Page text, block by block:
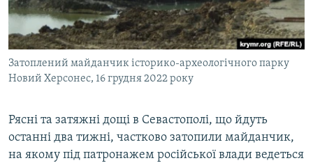
СВІДЧЕННЯ ОКУПАЦІЇ
УКРАЇНСЬКА ПРОБЛЕМА КРИМУ
ІНФОГРАФІКА
Русский
Qırımtatar
ДОЛУЧАЙСЯ!
Усі сайти RFE/RL
Затоплений майданчик історико-археологічного парку
Новий Херсонес, 16 грудня 2022 року
Рясні та затяжні дощі в Севастополі, що йдуть
останні два тижні, частково затопили майданчик,
на якому під патронажем російської влади ведеться